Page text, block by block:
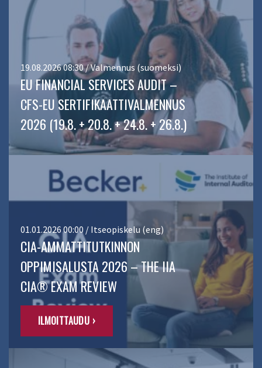
19.08.2026 08:30 / Valmennus (suomeksi)
EU FINANCIAL SERVICES AUDIT –
CFS-EU SERTIFIKAATTIVALMENNUS
2026 (19.8. + 20.8. + 24.8. + 26.8.)
01.01.2026 00:00 / Itseopiskelu (eng)
CIA-AMMATTITUTKINNON
OPPIMISALUSTA 2026 – THE IIA
CIA® EXAM REVIEW
ILMOITTAUDU ›